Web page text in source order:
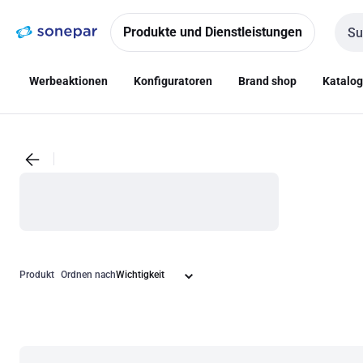
NavigationInhalt
Produkte und Dienstleistungen
Werbeaktionen Konfiguratoren Brand shop
Produkt Ordnen nach